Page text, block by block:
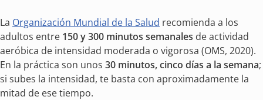
La Organización Mundial de la Salud recomienda a los
adultos entre 150 y 300 minutos semanales de actividad
aeróbica de intensidad moderada o vigorosa (OMS, 2020).
En la práctica son unos 30 minutos, cinco días a la semana;
si subes la intensidad, te basta con aproximadamente la
mitad de ese tiempo.